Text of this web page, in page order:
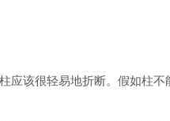
应该很轻易地折断。假如柱